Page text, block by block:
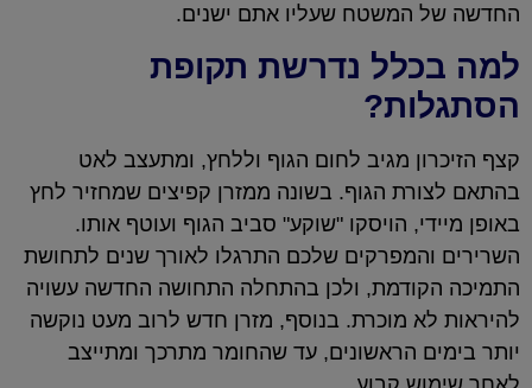
החדשה של המשטח שעליו אתם ישנים.
למה בכלל נדרשת תקופת
הסתגלות?
קצף הזיכרון מגיב לחום הגוף וללחץ, ומתעצב לאט
בהתאם לצורת הגוף. בשונה ממזרן קפיצים שמחזיר לחץ
באופן מיידי, הויסקו "שוקע" סביב הגוף ועוטף אותו.
השרירים והמפרקים שלכם התרגלו לאורך שנים לתחושת
התמיכה הקודמת, ולכן בהתחלה התחושה החדשה עשויה
להיראות לא מוכרת. בנוסף, מזרן חדש לרוב מעט נוקשה
יותר בימים הראשונים, עד שהחומר מתרכך ומתייצב